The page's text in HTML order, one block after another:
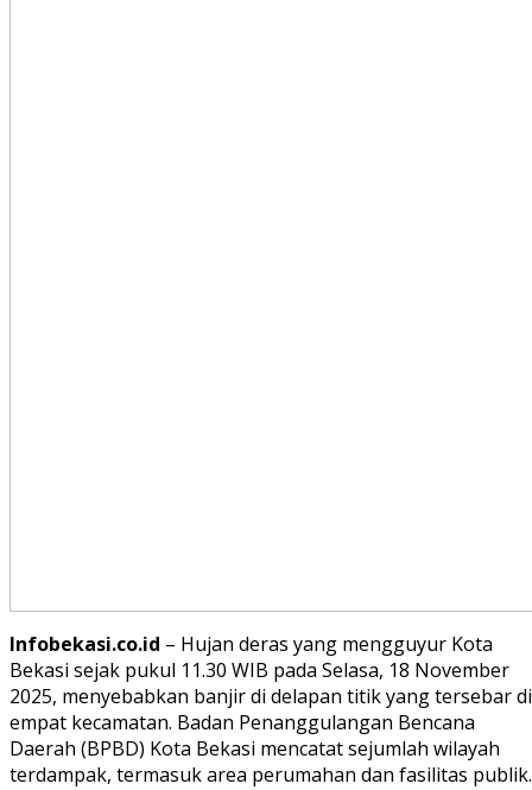
Infobekasi.co.id – Hujan deras yang mengguyur Kota
Bekasi sejak pukul 11.30 WIB pada Selasa, 18 November
2025, menyebabkan banjir di delapan titik yang tersebar di
empat kecamatan. Badan Penanggulangan Bencana
Daerah (BPBD) Kota Bekasi mencatat sejumlah wilayah
terdampak, termasuk area perumahan dan fasilitas publik.